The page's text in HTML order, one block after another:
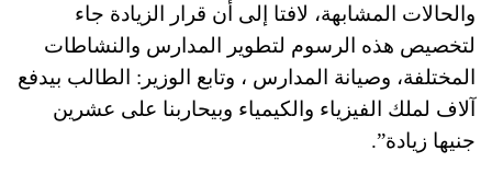
والحالات المشابهة، لافتا إلى أن قرار الزيادة جاء
لتخصيص هذه الرسوم لتطوير المدارس والنشاطات
المختلفة، وصيانة المدارس ، وتابع الوزير: الطالب بيدفع
آلاف لملك الفيزياء والكيمياء وبيحاربنا على عشرين
جنيها زيادة”.